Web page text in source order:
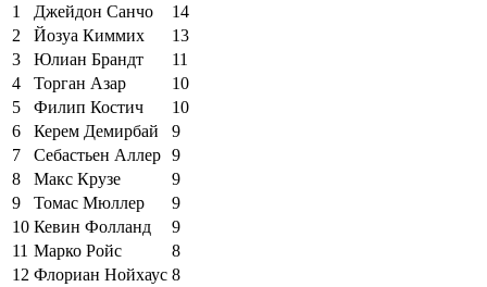
1
Джейдон Санчо
14
2
Йозуа Киммих
13
3
Юлиан Брандт
11
4
Торган Азар
10
5
Филип Костич
10
6
Керем Демирбай
9
7
Себастьен Аллер 9
8
Макс Крузе
9
9
Томас Мюллер
9
10 Кевин Фолланд
9
11 Марко Ройс
8
12 Флориан Нойхаус 8